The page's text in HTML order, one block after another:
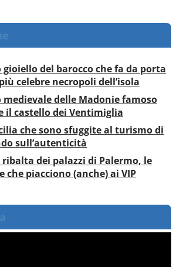
del barocco che fa da porta
celebre necropoli dell’isola
delle Madonie famoso
il castello dei Ventimiglia
che sono sfuggite al turismo di
sull’autenticità
ribalta dei palazzi di Palermo, le
che piacciono (anche) ai VIP